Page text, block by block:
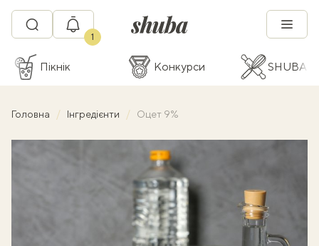
1
Пікнік Конкурси SHUBA
Головна Інгредієнти Оцет 9%